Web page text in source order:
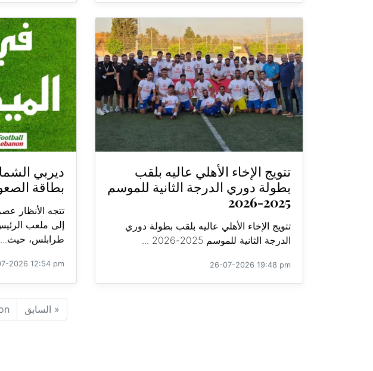
تتويج الإخاء الأهلي عاليه بلقب
بطولة دوري الدرجة الثانية للموسم
2025-2026
تتويج الإخاء الأهلي عاليه بلقب بطولة دوري
الدرجة الثانية للموسم 2025-2026 ...
26-07-2026 19:48 pm
بطاقة
تتجه الأنظار
إلى ملعب
طرابلس، حيث...
2026 12:54 pm
« السابق